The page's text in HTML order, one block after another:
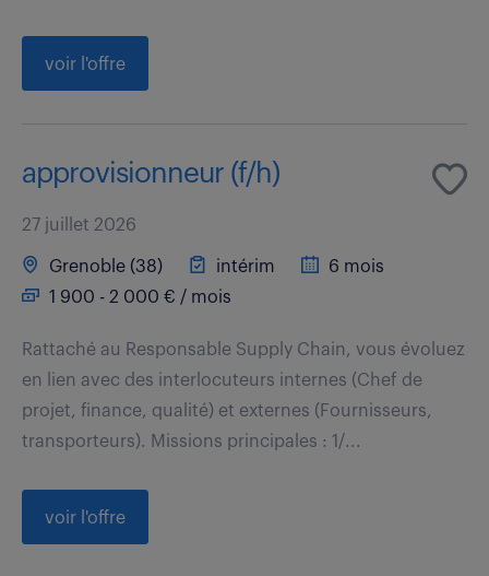
voir l'offre
approvisionneur (f/h)
27 juillet 2026
Grenoble (38) intérim
6 mois
1 900 - 2 000 € / mois
Rattaché au Responsable Supply Chain, vous évoluez
en lien avec des interlocuteurs internes (Chef de
projet, finance, qualité) et externes (Fournisseurs,
transporteurs). Missions principales : 1/...
voir l'offre